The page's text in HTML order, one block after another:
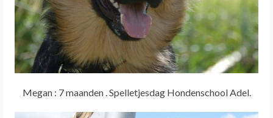
Megan : 7 maanden . Spelletjesdag Hondenschool Adel.